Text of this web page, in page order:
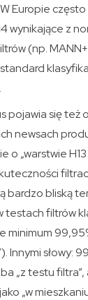
Europie
wynikające z
(np.
pojawia się też
newsach
o „warstwie H13
bardzo bliską
testach filtrów
minimum
Innymi słowy:
„z testu
„w